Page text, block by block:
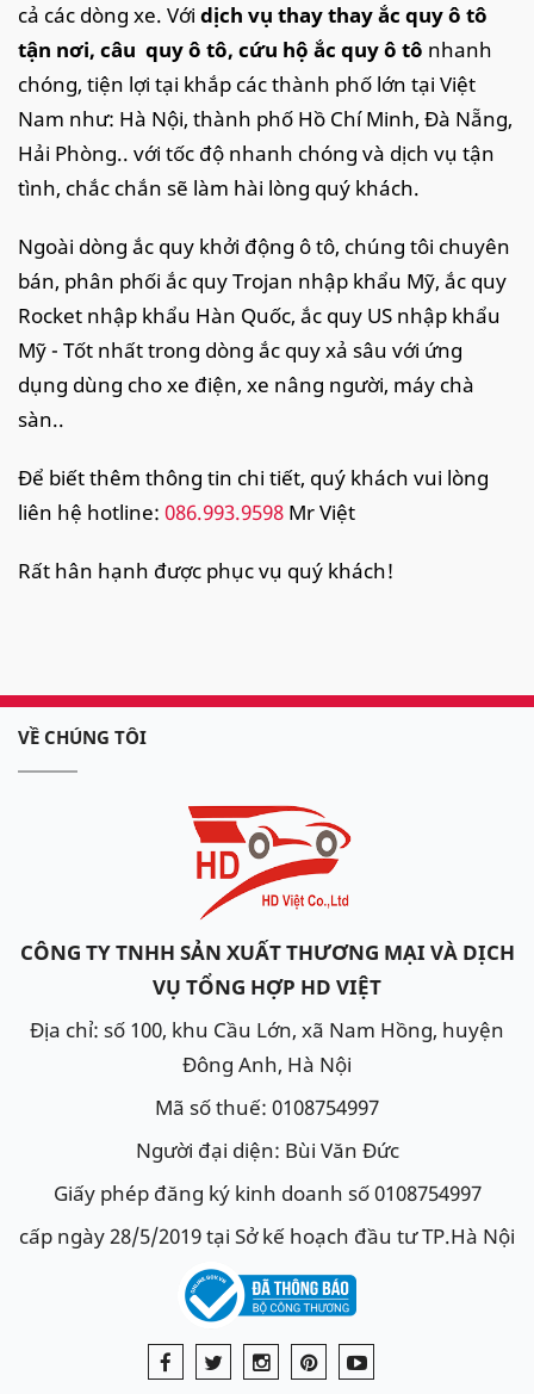
cả các dòng xe. Với dịch vụ thay thay ắc quy ô tô
tận nơi, câu quy ô tô, cứu hộ ắc quy ô tô nhanh
chóng, tiện lợi tại khắp các thành phố lớn tại Việt
Nam như: Hà Nội, thành phố Hồ Chí Minh, Đà Nẵng,
Hải Phòng.. với tốc độ nhanh chóng và dịch vụ tận
tình, chắc chắn sẽ làm hài lòng quý khách.
Ngoài dòng ắc quy khởi động ô tô, chúng tôi chuyên
bán, phân phối ắc quy Trojan nhập khẩu Mỹ, ắc quy
Rocket nhập khẩu Hàn Quốc, ắc quy US nhập khẩu
Mỹ - Tốt nhất trong dòng ắc quy xả sâu với ứng
dụng dùng cho xe điện, xe nâng người, máy chà
sàn..
Để biết thêm thông tin chi tiết, quý khách vui lòng
liên hệ hotline: 086.993.9598 Mr Việt
Rất hân hạnh được phục vụ quý khách!
VỀ CHÚNG TÔI
CÔNG TY TNHH SẢN XUẤT THƯƠNG MẠI VÀ DỊCH
VỤ TỔNG HỢP HD VIỆT
Địa chỉ: số 100, khu Cầu Lớn, xã Nam Hồng, huyện
Đông Anh, Hà Nội
Mã số thuế: 0108754997
Người đại diện: Bùi Văn Đức
Giấy phép đăng ký kinh doanh số 0108754997
cấp ngày 28/5/2019 tại Sở kế hoạch đầu tư TP.Hà Nội